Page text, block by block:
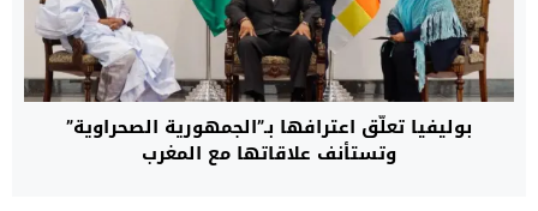
بوليفيا تعلّق اعترافها بـ”الجمهورية الصحراوية”
وتستأنف علاقاتها مع المغرب